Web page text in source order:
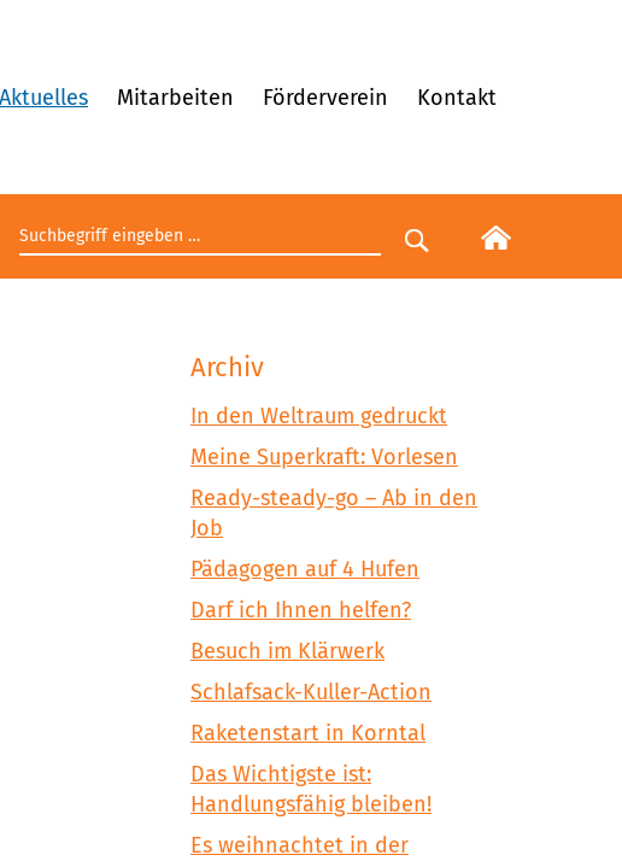
Aktuelles Mitarbeiten Förderverein Kontakt
Suchbegriff eingeben
Suche starten
Archiv
In den Weltraum gedruckt
Meine Superkraft: Vorlesen
Ready-steady-go – Ab in den
Job
Pädagogen auf 4 Hufen
Darf ich Ihnen helfen?
Besuch im Klärwerk
Schlafsack-Kuller-Action
Raketenstart in Korntal
Das Wichtigste ist:
Handlungsfähig bleiben!
Es weihnachtet in der